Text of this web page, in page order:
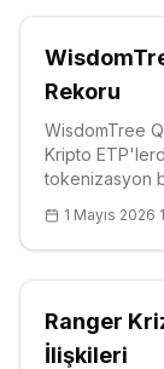
Rekoru
WisdomTree
Kripto
tokenizasyon
ekosistemi
1 Mayıs 2026
Ranger
İlişkileri